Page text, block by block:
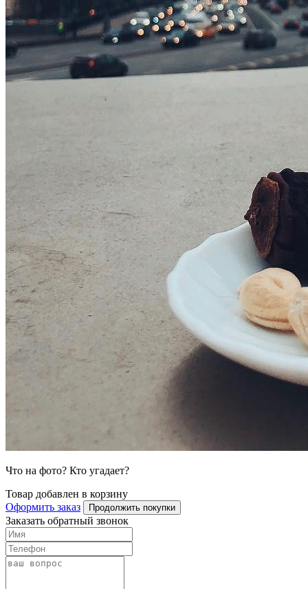
Что на фото? Кто угадает?
Товар добавлен в корзину
Оформить заказ
Продолжить покупки
Заказать обратный звонок